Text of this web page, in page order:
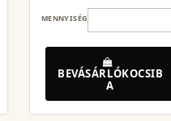
MENNYISÉG
BEVÁSÁRLÓKOCSIB
A